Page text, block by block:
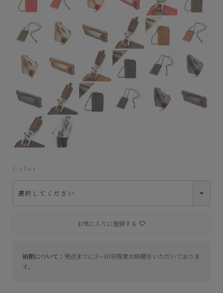
納期について： 発送までに3～10日程度お時間をいただいておりま
す。
Color
お気に入りに登録する